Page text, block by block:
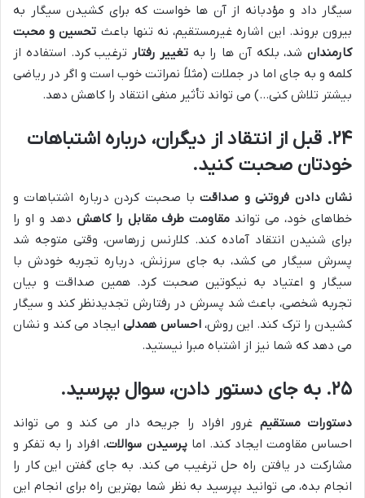
سیگار داد و مؤدبانه از آن ها خواست که برای کشیدن سیگار به
بیرون بروند. این اشاره غیرمستقیم، نه تنها باعث تحسین و محبت
کارمندان شد، بلکه آن ها را بهتغییر رفتار ترغیب کرد. استفاده از
کلمه و به جای اما در جملات (مثلاً نمراتت خوب است و اگر در ریاضی
بیشتر تلاش کنی…) می تواند تأثیر منفی انتقاد را کاهش دهد.
۲۴. قبل از انتقاد از دیگران، درباره اشتباهات
خودتان صحبت کنید.
نشان دادن فروتنی و صداقتبا صحبت کردن درباره اشتباهات و
خطاهای خود، می تواند مقاومت طرف مقابل را کاهش دهد و او را
برای شنیدن انتقاد آماده کند. کلارنس زرهاسن، وقتی متوجه شد
پسرش سیگار می کشد، به جای سرزنش، درباره تجربه خودش با
سیگار و اعتیاد به نیکوتین صحبت کرد. همین صداقت و بیان
تجربه شخصی، باعث شد پسرش در رفتارش تجدیدنظر کند و سیگار
کشیدن را ترک کند. این روش،احساس همدلیایجاد می کند و نشان
می دهد که شما نیز از اشتباه مبرا نیستید.
۲۵. به جای دستور دادن، سوال بپرسید.
دستورات مستقیم غرور افراد را جریحه دار می کند و می تواند
احساس مقاومت ایجاد کند. اماپرسیدن سوالات، افراد را به تفکر و
مشارکت در یافتن راه حل ترغیب می کند. به جای گفتن این کار را
انجام بده، می توانید بپرسید به نظر شما بهترین راه برای انجام این